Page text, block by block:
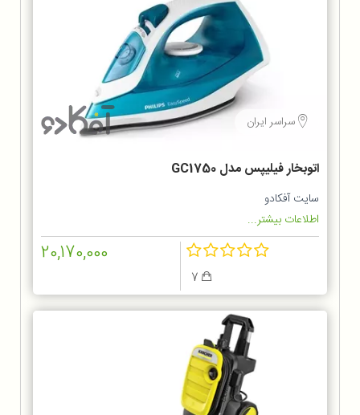
سراسر ایران
اتوبخار فیلیپس مدل GC1750
سایت آفکادو
اطلاعات بیشتر...
20,170,000